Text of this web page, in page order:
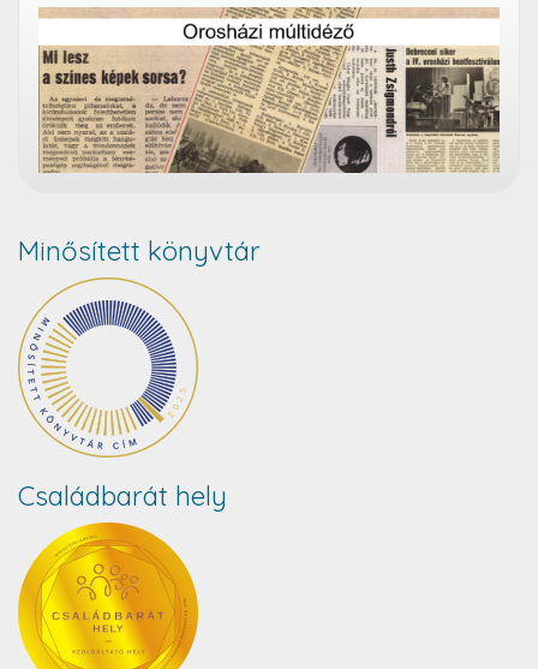
Minősített könyvtár
Családbarát hely